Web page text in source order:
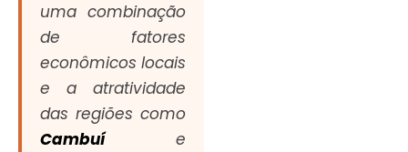
uma combinação
de fatores
econômicos locais
e a atratividade
das regiões como
Cambuíe